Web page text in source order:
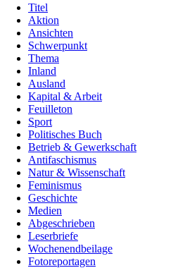
Titel
Aktion
Ansichten
Schwerpunkt
Thema
Inland
Ausland
Kapital & Arbeit
Feuilleton
Sport
Politisches Buch
Betrieb & Gewerkschaft
Antifaschismus
Natur & Wissenschaft
Feminismus
Geschichte
Medien
Abgeschrieben
Leserbriefe
Wochenendbeilage
Fotoreportagen